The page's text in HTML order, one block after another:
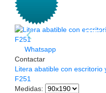
Whatsapp
Contactar
Litera abatible con
F251
Medidas: